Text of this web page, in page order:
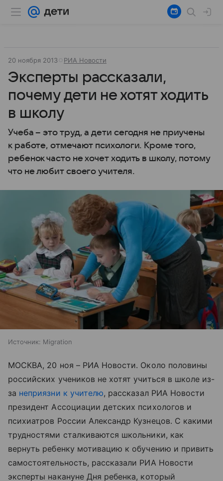
20 ноября 2013 РИА Новости
Эксперты рассказали,
почему дети не хотят ходить
в школу
Учеба – это труд, а дети сегодня не приучены
к работе, отмечают психологи. Кроме того,
ребенок часто не хочет ходить в школу, потому
что не любит своего учителя.
Источник: Migration
МОСКВА, 20 ноя – РИА Новости. Около половины
российских учеников не хотят учиться в школе из-
за неприязни к учителю, рассказал РИА Новости
президент Ассоциации детских психологов и
психиатров России Александр Кузнецов. С какими
трудностями сталкиваются школьники, как
вернуть ребенку мотивацию к обучению и привить
самостоятельность, рассказали РИА Новости
эксперты накануне Дня ребенка, который